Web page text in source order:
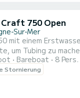
750 Open
Sur-Mer
mit einem
um Tubing zu
großzügigen
mit Freunden.
Bareboat 8 Pers.
Stornierung